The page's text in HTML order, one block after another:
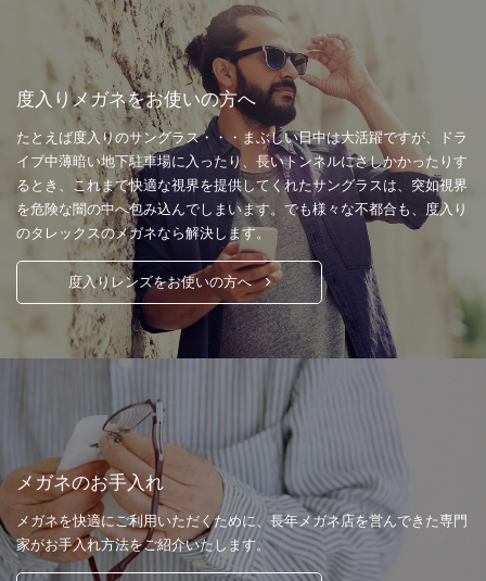
度入りメガネをお使いの方へ
たとえば度入りのサングラス・・・まぶしい日中は大活躍ですが、ドラ
イブ中薄暗い地下駐車場に入ったり、長いトンネルにさしかかったりす
るとき、これまで快適な視界を提供してくれたサングラスは、突如視界
を危険な闇の中へ包み込んでしまいます。でも様々な不都合も、度入り
のタレックスのメガネなら解決します。
度入りレンズをお使いの方へ
メガネのお手入れ
メガネを快適にご利用いただくために、長年メガネ店を営んできた専門
家がお手入れ方法をご紹介いたします。